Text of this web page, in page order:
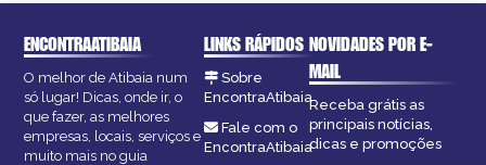
ENCONTRAATIBAIA
O melhor de Atibaia num
só lugar! Dicas, onde ir, o
que fazer, as melhores
empresas, locais, serviços e
muito mais no guia
LINKS RÁPIDOS
Sobre
EncontraAtibaia
Fale com o
EncontraAtibaia
NOVIDADES POR E-
MAIL
Receba grátis as
principais notícias,
dicas e promoções